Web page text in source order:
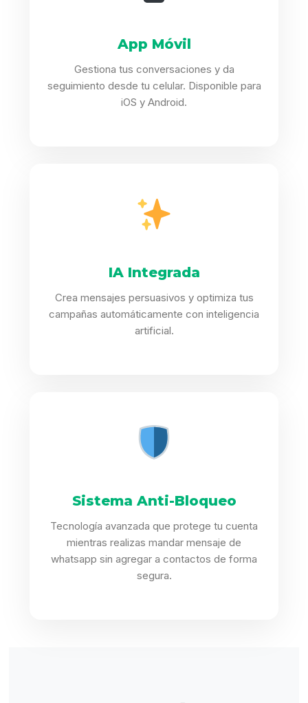
App Móvil
Gestiona tus conversaciones y da
seguimiento desde tu celular. Disponible para
iOS y Android.
IA Integrada
Crea mensajes persuasivos y optimiza tus
campañas automáticamente con inteligencia
artificial.
Sistema Anti-Bloqueo
Tecnología avanzada que protege tu cuenta
mientras realizas mandar mensaje de
whatsapp sin agregar a contactos de forma
segura.